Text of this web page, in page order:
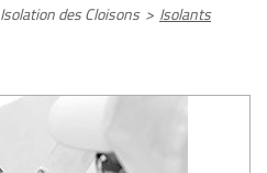
Isolation des Cloisons > Isolants